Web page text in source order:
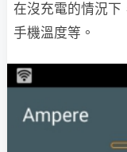
在沒充電的情況下
手機溫度等。